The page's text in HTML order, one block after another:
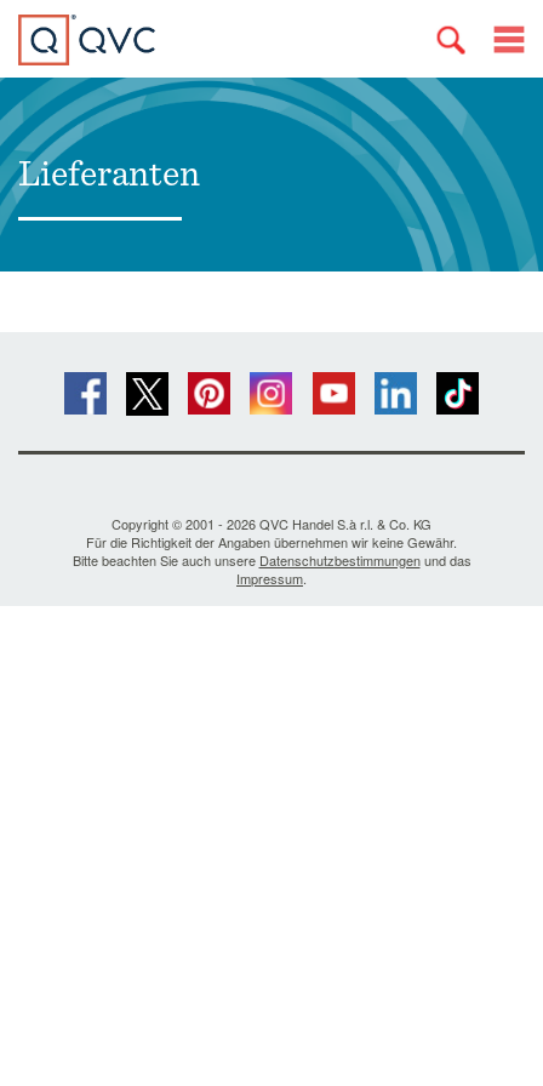
Lieferanten
Copyright © 2001 - 2026 QVC Handel S.à r.l. & Co. KG
Für die Richtigkeit der Angaben übernehmen wir keine Gewähr.
Bitte beachten Sie auch unsere Datenschutzbestimmungenund das
Impressum.